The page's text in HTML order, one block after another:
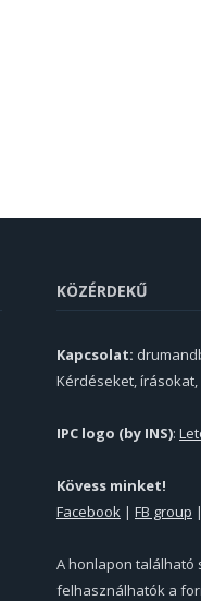
KÖZÉRDEKŰ
Kapcsolat:
Kérdéseket,
IPC logo (by INS):
Kövess minket!
Facebook | FB group |
A honlapon található
felhasználhatók a